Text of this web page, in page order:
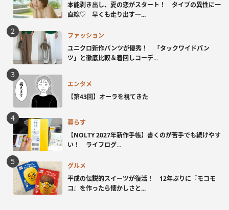
本能剥き出し、夏の恋がスタート！ タイプの異性に一
直線♡ 早くも走り出す一...
ファッション
ユニクロ新作パンツが優秀！ 「タックワイドパン
ツ」と徹底比較＆着回しコーデ...
エンタメ
【第43回】オーラを視てきた
暮らす
【NOLTY 2027年新作手帳】書くのが苦手でも続けやす
い！ ライフログ...
グルメ
平成の伝説的スイーツが復活！ 12年ぶりに『モコモ
コ』を作ったら懐かしさと...